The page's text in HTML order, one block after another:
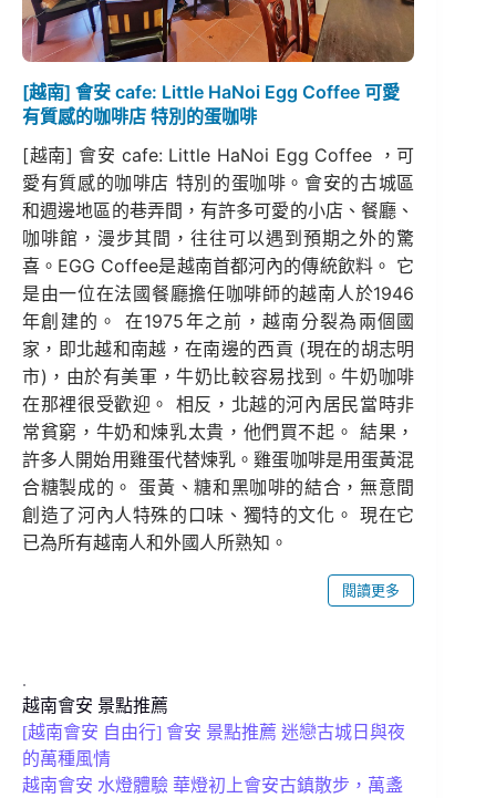
[越南] 會安 cafe: Little HaNoi Egg Coffee 可愛
有質感的咖啡店 特別的蛋咖啡
[越南] 會安 cafe: Little HaNoi Egg Coffee ，可
愛有質感的咖啡店 特別的蛋咖啡。會安的古城區
和週邊地區的巷弄間，有許多可愛的小店、餐廳、
咖啡館，漫步其間，往往可以遇到預期之外的驚
喜。EGG Coffee是越南首都河內的傳統飲料。 它
是由一位在法國餐廳擔任咖啡師的越南人於1946
年創建的。 在1975年之前，越南分裂為兩個國
家，即北越和南越，在南邊的西貢 (現在的胡志明
市)，由於有美軍，牛奶比較容易找到。牛奶咖啡
在那裡很受歡迎。 相反，北越的河內居民當時非
常貧窮，牛奶和煉乳太貴，他們買不起。 結果，
許多人開始用雞蛋代替煉乳。雞蛋咖啡是用蛋黃混
合糖製成的。 蛋黃、糖和黑咖啡的結合，無意間
創造了河內人特殊的口味、獨特的文化。 現在它
已為所有越南人和外國人所熟知。
閱讀更多
.
越南會安 景點推薦
[越南會安 自由行] 會安 景點推薦 迷戀古城日與夜
的萬種風情
越南會安 水燈體驗 華燈初上會安古鎮散步，萬盞